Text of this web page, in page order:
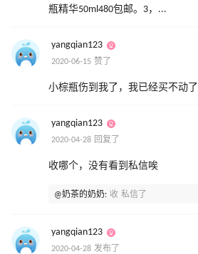
瓶精华50ml480包邮。3，...
yangqian123
2020-06-15 赞了
小棕瓶伤到我了，我已经买不动了
yangqian123
2020-04-28 回复了
收哪个，没有看到私信唉
@奶茶的奶奶: 收 私信了
yangqian123
2020-04-28 发布了